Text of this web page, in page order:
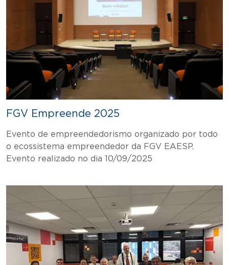
FGV Empreende 2025
Evento de empreendedorismo organizado por todo
o ecossistema empreendedor da FGV EAESP.
Evento realizado no dia 10/09/2025